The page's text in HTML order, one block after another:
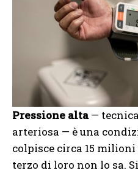
Pressione alta—
arteriosa — è una
colpisce circa 15
terzo di loro non lo sa.